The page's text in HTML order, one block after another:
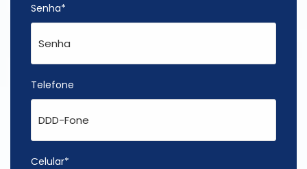
Senha*
Telefone
Celular*